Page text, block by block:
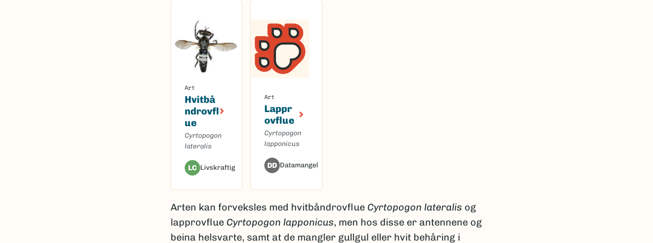
Art
Hvitbå
ndrovfl
ue
Cyrtopogon
lateralis
LC Livskraftig
Art
Lappr
ovflue
Cyrtopogon
lapponicus
DD Datamangel
Arten kan forveksles med hvitbåndrovflue Cyrtopogon lateralis og
lapprovflue Cyrtopogon lapponicus, men hos disse er antennene og
beina helsvarte, samt at de mangler gullgul eller hvit behåring i